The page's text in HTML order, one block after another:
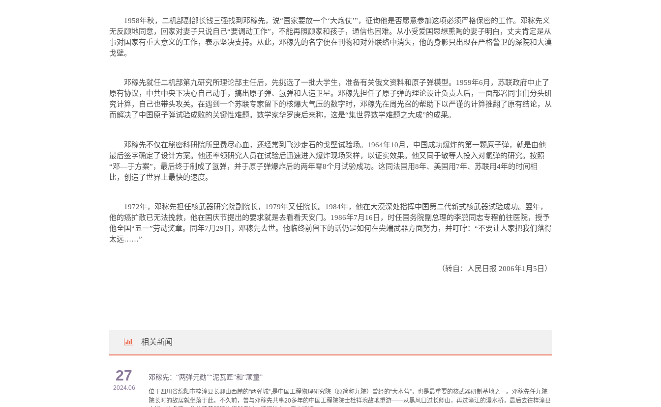
1958年秋，二机部副部长钱三强找到邓稼先，说“ 国家要放一个‘大炮仗’”，征询他是否愿意参加这项必须严格保密的工作。邓稼先义
无反顾地同意，回家对妻子只说自己“要调动工作”，不能再照顾家和孩子，通信也困难。从小受爱国思想熏陶的妻子明白，丈夫肯定是从
事对国家有重大意义的工作，表示坚决支持。从此，邓稼先的名字便在刊物和对外联络中消失，他的身影只出现在严格警卫的深院和大漠
戈壁。
邓稼先就任二机部第九研究所理论部主任后，先挑选了一批大学生，准备有关俄文资料和原子弹模型。 1959年6月，苏联政府中止了
原有协议，中共中央下决心自己动手，搞出原子弹、氢弹和人造卫星。邓稼先担任了原子弹的理论设计负责人后，一面部署同事们分头研
究计算，自己也带头攻关。在遇到一个苏联专家留下的核爆大气压的数字时，邓稼先在周光召的帮助下以严谨的计算推翻了原有结论，从
而解决了中国原子弹试验成败的关键性难题。数学家华罗庚后来称，这是“集世界数学难题之大成”的成果。
邓稼先不仅在秘密科研院所里费尽心血，还经常到飞沙走石的戈壁试验场。 1964年10月，中国成功爆炸的第一颗原子弹，就是由他
最后签字确定了设计方案。他还率领研究人员在试验后迅速进入爆炸现场采样，以证实效果。他又同于敏等人投入对氢弹的研究。按照
“邓—于方案”，最后终于制成了氢弹，并于原子弹爆炸后的两年零8个月试验成功。这同法国用8年、美国用7年、苏联用4年的时间相
比，创造了世界上最快的速度。
1972年，邓稼先担任核武器研究院副院长， 1979年又任院长。 1984年，他在大漠深处指挥中国第二代新式核武器试验成功。翌年，
他的癌扩散已无法挽救，他在国庆节提出的要求就是去看看天安门。 1986年7月 16 日，时任国务院副总理的李鹏同志专程前往医院，授予
他全国“五一”劳动奖章。同年7月 29 日，邓稼先去世。他临终前留下的话仍是如何在尖端武器方面努力，并叮咛： “不要让人家把我们落得
太远……”
（转自：人民日报 2006年1月 5 日）
相关新闻
27
2024.06
邓稼先：“两弹元勋”“泥瓦匠”和“顽童”
位于四川省绵阳市梓潼县长卿山西麓的“两弹城”,是中国工程物理研究院（原简称九院）曾经的“大本营”，也是最重要的核武器研制基地之一。邓稼先任九院
院长时的故居就坐落于此。不久前，曾与邓稼先共事20多年的中国工程院院士杜祥琬故地重游——从黑风口过长卿山，再过潼江的漫水桥，最后去往梓潼县